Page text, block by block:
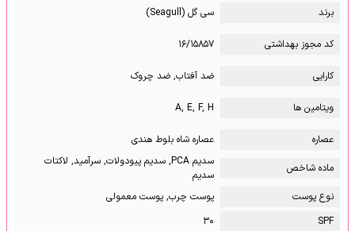
برند
سی گل (Seagull)
کد مجوز بهداشتی ۱۶/۱۵۸۵۷
کارایی ضد آفتاب, ضد چروک
ویتامین ها A, E, F, H
عصاره
عصاره شاه بلوط هندی
ماده شاخص
سدیم PCA, سدیم پیودولات, سرآمید, لاکتات
سدیم
نوع پوست
پوست چرب, پوست معمولی
SPF
۳۰